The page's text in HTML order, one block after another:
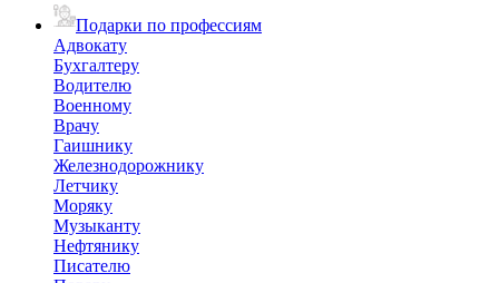
Подарки по профессиям
Адвокату
Бухгалтеру
Водителю
Военному
Врачу
Гаишнику
Железнодорожнику
Летчику
Моряку
Музыканту
Нефтянику
Писателю